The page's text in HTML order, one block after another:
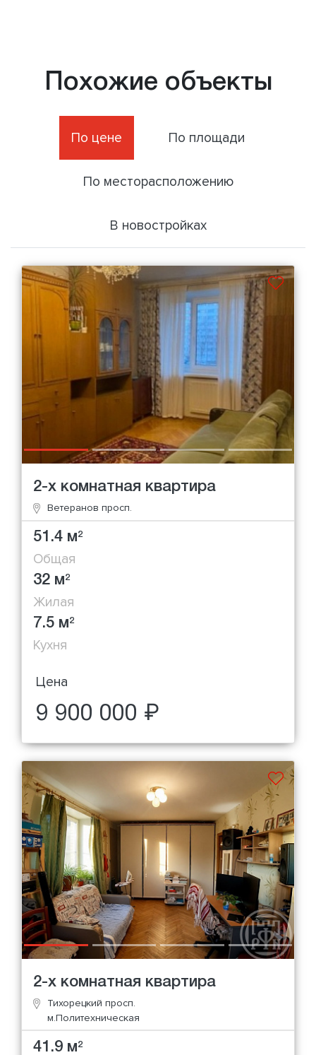
Похожие объекты
По цене По площади
По месторасположению
В новостройках
2-х комнатная квартира
Ветеранов просп.
51.4 м2
Общая
32 м2
Жилая
7.5 м2
Кухня
Цена
9 900 000 ₽
2-х комнатная квартира
Тихорецкий просп.
м.Политехническая
41.9 м2